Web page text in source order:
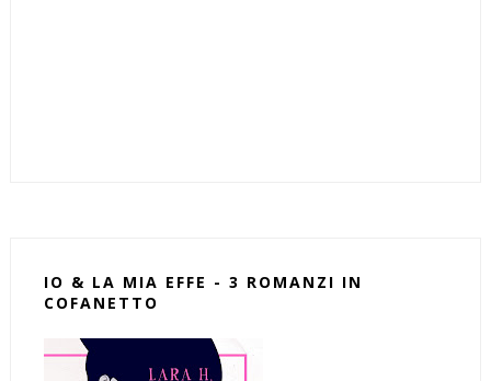
IO & LA MIA EFFE - 3 ROMANZI IN
COFANETTO